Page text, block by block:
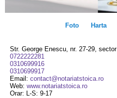
Foto Harta
Str. George Enescu, nr. 27-29,
0722222281
0310699916
0310699917
Email: contact@notariatstoica.ro
Web: www.notariatstoica.ro
Orar: L-S: 9-17